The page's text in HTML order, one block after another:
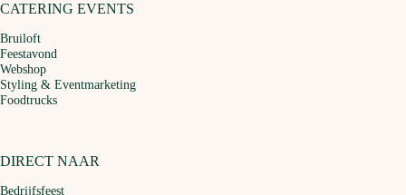
CATERING EVENTS
Bruiloft
Feestavond
Webshop
Styling & Eventmarketing
Foodtrucks
DIRECT NAAR
Bedrijfsfeest